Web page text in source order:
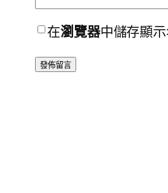
在瀏覽器中儲存顯